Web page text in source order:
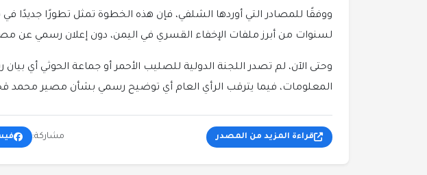
ووفقًا للمصادر التي أوردها الشلفي، فإن هذه الخطوة تمثل تطورًا جديدًا
لسنوات من أبرز ملفات الإخفاء القسري في اليمن، دون إعلان رسمي عن
وحتى الآن، لم تصدر اللجنة الدولية للصليب الأحمر أو جماعة الحوثي أي
المعلومات، فيما يترقب الرأي العام أي توضيح رسمي بشأن مصير محمد
قراءة المزيد من المصدر مشاركة: